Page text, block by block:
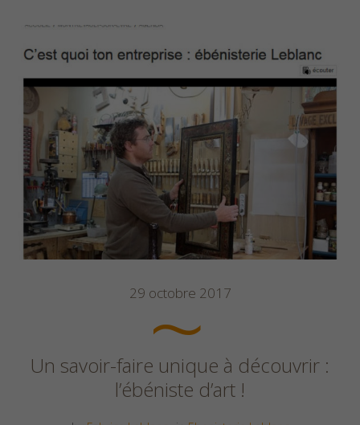
29 octobre 2017
Un savoir-faire unique à découvrir :
l’ébéniste d’art !